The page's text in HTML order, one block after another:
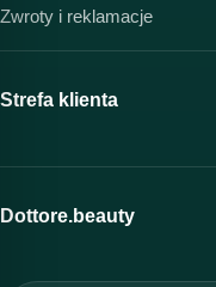
Zwroty i reklamacje
Strefa klienta
Moje konto
Program lojalnościowy
Dottore.beauty
O marce Dottore